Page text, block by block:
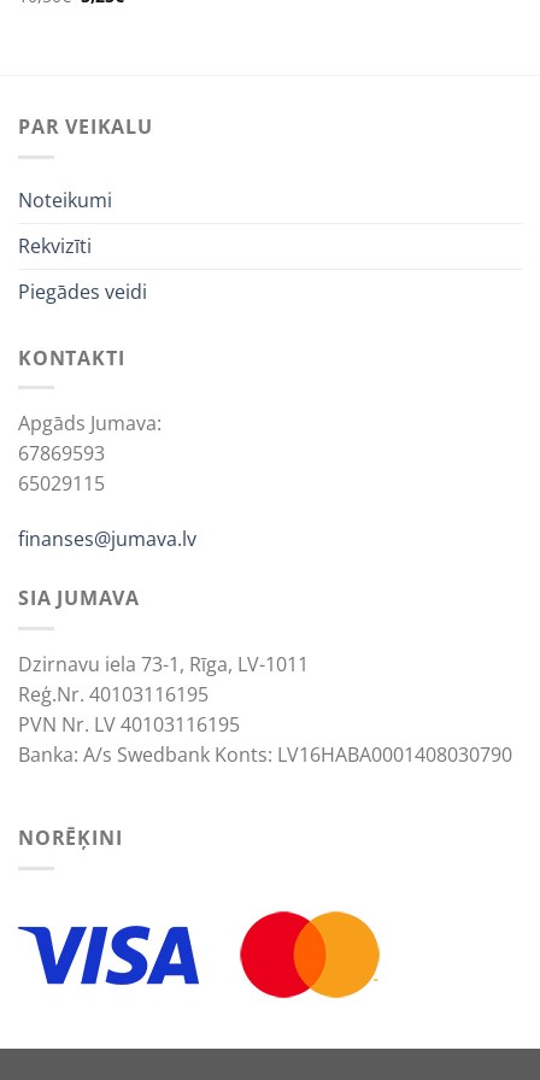
priceprice
PAR VEIKALU
Noteikumi
Rekvizīti
Piegādes veidi
KONTAKTI
Apgāds Jumava:
67869593
65029115
finanses@jumava.lv
SIA JUMAVA
Dzirnavu iela 73-1, Rīga, LV-1011
Reģ.Nr. 40103116195
PVN Nr. LV 40103116195
Banka: A/s Swedbank Konts: LV16HABA0001408030790
NORĒĶINI